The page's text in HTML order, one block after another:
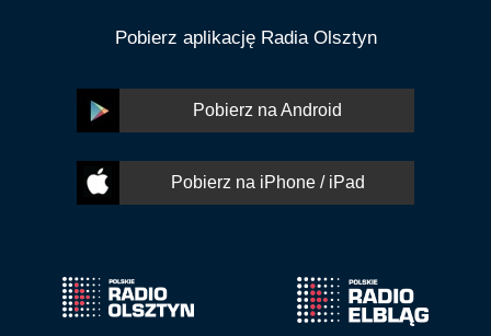
Pobierz aplikację Radia Olsztyn
Pobierz na Android
Pobierz na iPhone / iPad